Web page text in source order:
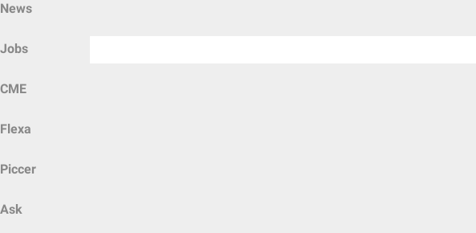
News
Jobs
CME
Flexa
Piccer
Ask